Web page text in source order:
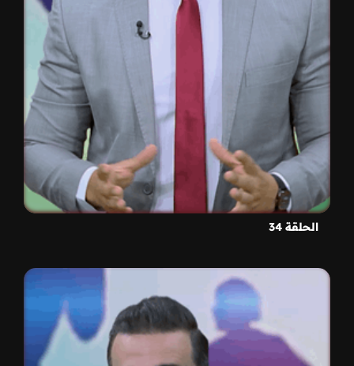
الحلقة 34